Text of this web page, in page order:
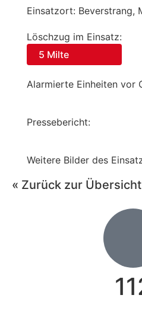
Einsatzort: Beverstrang,
Löschzug im Einsatz:
5 Milte
Alarmierte Einheiten vor
Pressebericht:
Weitere Bilder des
« Zurück zur Übersicht